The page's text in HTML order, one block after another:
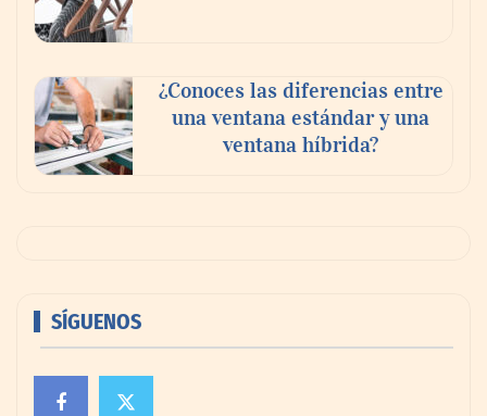
¿Conoces las diferencias entre
una ventana estándar y una
ventana híbrida?
SÍGUENOS